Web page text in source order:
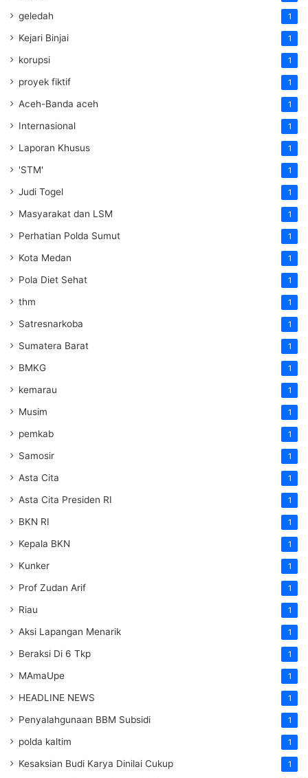
geledah 1
Kejari Binjai 1
korupsi 1
proyek fiktif 1
Aceh-Banda aceh 1
Internasional 1
Laporan Khusus 1
'STM' 1
Judi Togel 1
Masyarakat dan LSM 1
Perhatian Polda Sumut 1
Kota Medan 1
Pola Diet Sehat 1
thm 1
Satresnarkoba 1
Sumatera Barat 1
BMKG 1
kemarau 1
Musim 1
pemkab 1
Samosir 1
Asta Cita 1
Asta Cita Presiden RI 1
BKN RI 1
Kepala BKN 1
Kunker 1
Prof Zudan Arif 1
Riau 1
Aksi Lapangan Menarik 1
Beraksi Di 6 Tkp 1
MAmaUpe 1
HEADLINE NEWS 1
Penyalahgunaan BBM Subsidi 1
polda kaltim 1
Kesaksian Budi Karya Dinilai Cukup 1